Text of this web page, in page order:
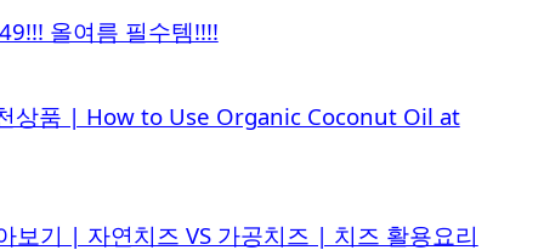
올여름 필수템!!!!
상품 | How to Use Organic Coconut Oil at
보기 | 자연치즈 VS 가공치즈 | 치즈 활용요리